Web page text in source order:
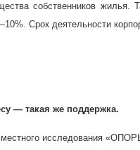
собственников жилья.
Срок деятельности
— такая же поддержка.
исследования